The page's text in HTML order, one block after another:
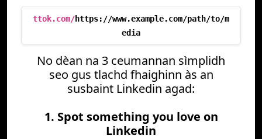
ttok.com/https://www.example.com/path/to/m
edia
No dèan na 3 ceumannan sìmplidh
seo gus tlachd fhaighinn às an
susbaint Linkedin agad:
1. Spot something you love on
Linkedin